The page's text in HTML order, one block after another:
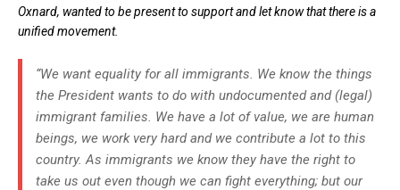
Oxnard, wanted to be present to support and let know that there is a
unified movement.
“We want equality for all immigrants. We know the things
the President wants to do with undocumented and (legal)
immigrant families. We have a lot of value, we are human
beings, we work very hard and we contribute a lot to this
country. As immigrants we know they have the right to
take us out even though we can fight everything; but our